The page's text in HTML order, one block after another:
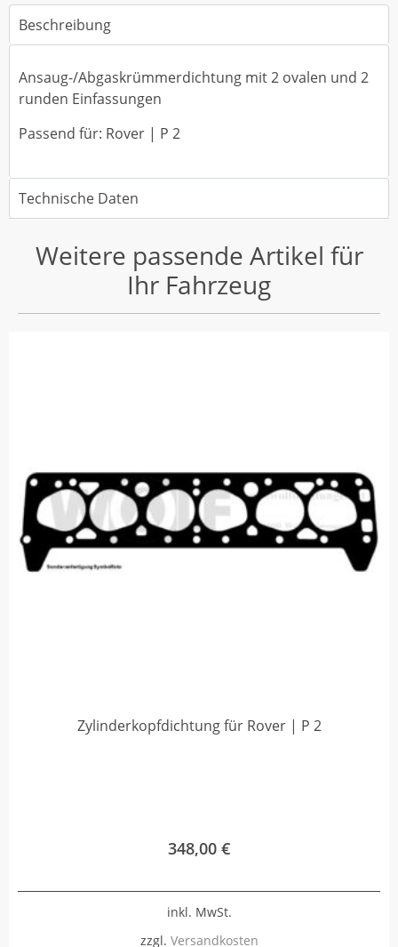
Beschreibung
Ansaug-/Abgaskrümmerdichtung mit 2 ovalen und 2
runden Einfassungen
Passend für: Rover | P 2
Technische Daten
Weitere passende Artikel für
Ihr Fahrzeug
Zylinderkopfdichtung für Rover | P 2
348,00 €
inkl. MwSt.
zzgl. Versandkosten